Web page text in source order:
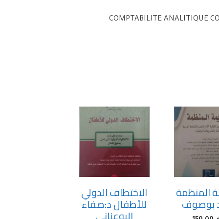
COMPTABILITE ANALITIQUE
المنظمة
بوصوف
الاختطاف الدولي
للأطفال د:صفاء